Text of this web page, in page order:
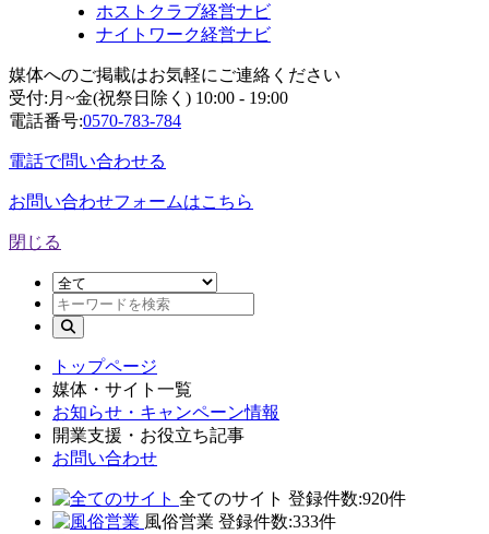
ホストクラブ経営ナビ
ナイトワーク経営ナビ
媒体へのご掲載はお気軽にご連絡ください
受付:月~金(祝祭日除く) 10:00 - 19:00
電話番号:0570-783-784
電話で問い合わせる
お問い合わせフォームはこちら
閉じる
トップページ
媒体・サイト一覧
お知らせ・キャンペーン情報
開業支援・お役立ち記事
お問い合わせ
全てのサイト 登録件数:920件
風俗営業 登録件数:333件